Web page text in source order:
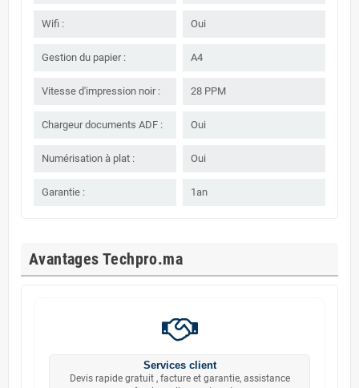
Wifi : Oui
Gestion du papier : A4
Vitesse d'impression noir : 28 PPM
Chargeur documents ADF : Oui
Numérisation à plat : Oui
Garantie : 1an
Avantages Techpro.ma
Services client
Devis rapide gratuit , facture et garantie, assistance